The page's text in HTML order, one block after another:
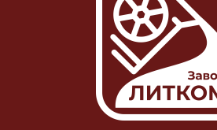
Читать
далее
Статуэтка «Конь-
барабанщик»
2264.00₽